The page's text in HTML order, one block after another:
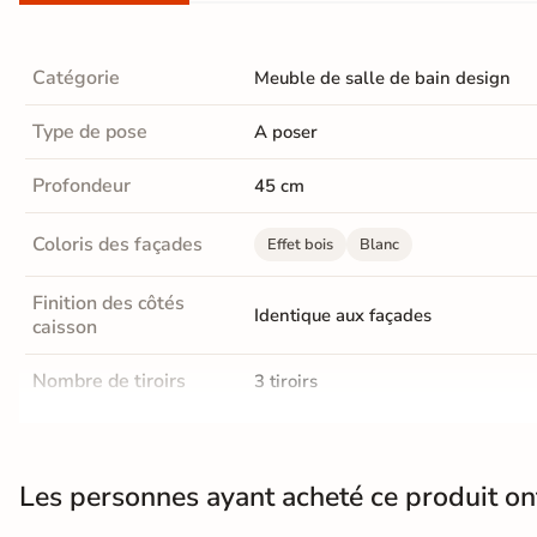
cuite &
tomette
Parement
mural
intérieur
PAR FORME &
DIMENSION
Carrelage
grand format
Catégorie Meuble de salle de bain design
Type de pose A poser
Profondeur 45 cm
Coloris des façades Effet bois Blanc
Finition des côtés
caisson
Identique aux façades
Nombre de tiroirs 3 tiroirs
Matière du caisson Bois médium (MDF)
Les personnes ayant acheté ce produit